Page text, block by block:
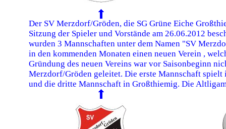
Der SV Merzdorf/Gröden, die SG Grüne Eiche
Sitzung der Spieler und Vorstände am 26.06.2012
wurden 3 Mannschaften unter dem Namen "SV
in den kommenden Monaten einen neuen Verein ,
Gründung des neuen Vereins war vor Saisonbeginn
Merzdorf/Gröden geleitet. Die erste Mannschaft
und die dritte Mannschaft in Großthiemig. Die